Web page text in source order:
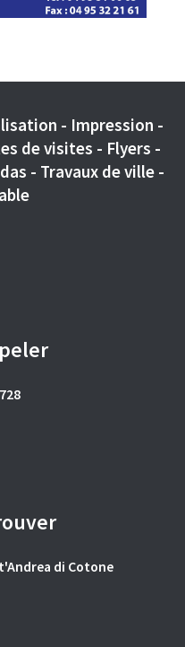
- Impression -
de visites - Flyers -
- Travaux de ville -
di Cotone